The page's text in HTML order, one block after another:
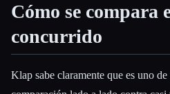
Cómo se compara
concurrido
Klap sabe claramente que es uno